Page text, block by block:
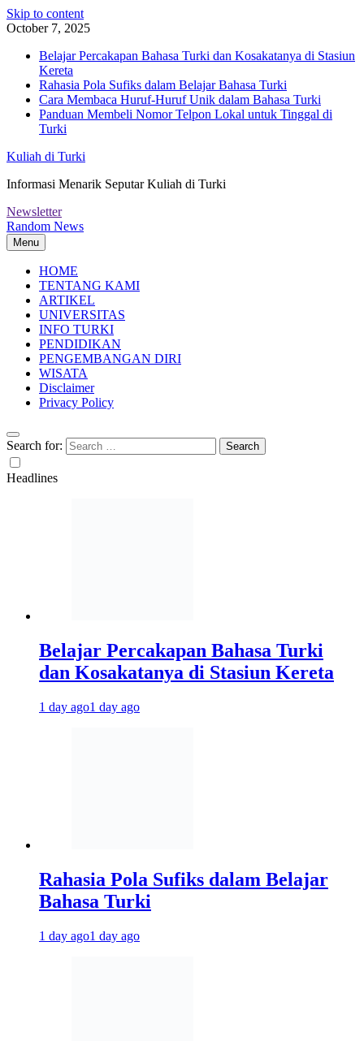
Skip to content
October 7, 2025
Belajar Percakapan Bahasa Turki dan Kosakatanya di Stasiun
Kereta
Rahasia Pola Sufiks dalam Belajar Bahasa Turki
Cara Membaca Huruf-Huruf Unik dalam Bahasa Turki
Panduan Membeli Nomor Telpon Lokal untuk Tinggal di
Turki
Kuliah di Turki
Informasi Menarik Seputar Kuliah di Turki
Newsletter
Random News
Menu
HOME
TENTANG KAMI
ARTIKEL
UNIVERSITAS
INFO TURKI
PENDIDIKAN
PENGEMBANGAN DIRI
WISATA
Disclaimer
Privacy Policy
Search for:
Headlines
Belajar Percakapan Bahasa Turki
dan Kosakatanya di Stasiun Kereta
1 day ago1 day ago
Rahasia Pola Sufiks dalam Belajar
Bahasa Turki
1 day ago1 day ago